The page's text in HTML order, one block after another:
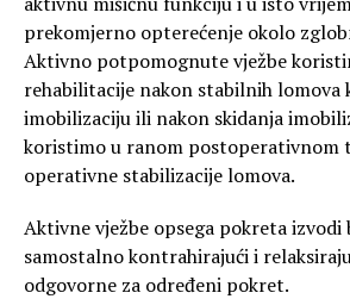
prekomjerno opterećenje okolo
Aktivno potpomognute vježbe
rehabilitacije nakon stabilnih lomova
imobilizaciju ili nakon skidanja
koristimo u ranom postoperativnom
operativne stabilizacije lomova.
Aktivne vježbe opsega pokreta izvodi
samostalno kontrahirajući i
odgovorne za određeni pokret.